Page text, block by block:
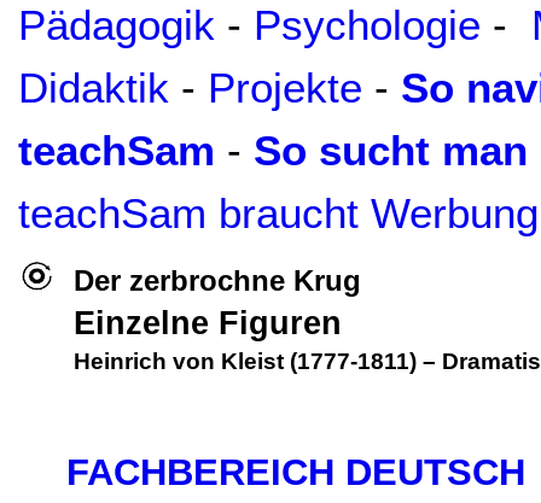
Pädagogik - Psychologie -
Didaktik - Projekte - So
teachSam - So sucht man
teachSam braucht Werbung
Der zerbrochne Krug
Einzelne Figuren
Heinrich von Kleist (1777-1811) –
FACHBEREICH DEUTSCH